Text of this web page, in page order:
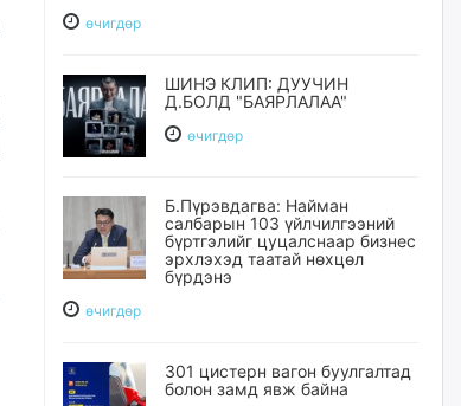
өчигдѳр
ШИНЭ КЛИП: ДУУЧИН
Д.БОЛД "БАЯРЛАЛАА"
өчигдѳр
Б.Пүрэвдагва: Найман
салбарын 103 үйлчилгээний
бүртгэлийг цуцалснаар бизнес
эрхлэхэд таатай нөхцөл
бүрдэнэ
өчигдѳр
301 цистерн вагон буулгалтад
болон замд явж байна